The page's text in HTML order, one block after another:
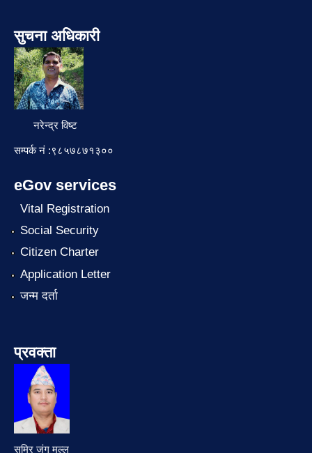
सुचना अधिकारी
नरेन्द्र विष्ट
सम्पर्क नं :९८५७८७१३००
eGov services
Vital Registration
Social Security
Citizen Charter
Application Letter
जन्म दर्ता
प्रवक्ता
समिर जंग मल्ल